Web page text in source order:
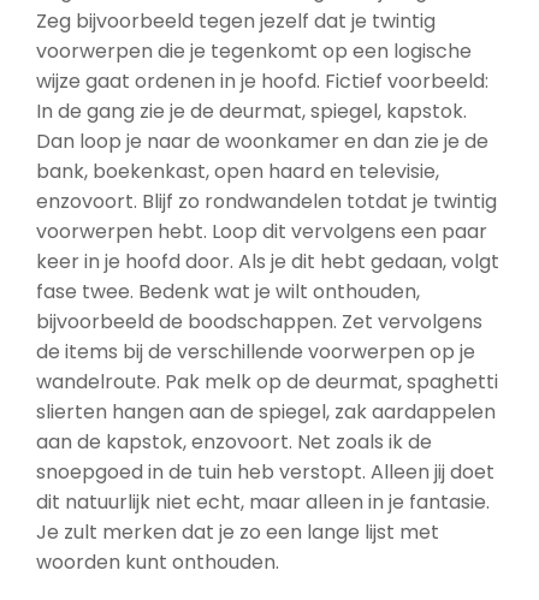
Zeg bijvoorbeeld tegen jezelf dat je twintig
voorwerpen die je tegenkomt op een logische
wijze gaat ordenen in je hoofd. Fictief voorbeeld:
In de gang zie je de deurmat, spiegel, kapstok.
Dan loop je naar de woonkamer en dan zie je de
bank, boekenkast, open haard en televisie,
enzovoort. Blijf zo rondwandelen totdat je twintig
voorwerpen hebt. Loop dit vervolgens een paar
keer in je hoofd door. Als je dit hebt gedaan, volgt
fase twee. Bedenk wat je wilt onthouden,
bijvoorbeeld de boodschappen. Zet vervolgens
de items bij de verschillende voorwerpen op je
wandelroute. Pak melk op de deurmat, spaghetti
slierten hangen aan de spiegel, zak aardappelen
aan de kapstok, enzovoort. Net zoals ik de
snoepgoed in de tuin heb verstopt. Alleen jij doet
dit natuurlijk niet echt, maar alleen in je fantasie.
Je zult merken dat je zo een lange lijst met
woorden kunt onthouden.